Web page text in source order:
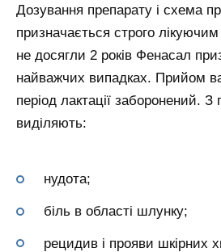
Дозування препарату і схема
призначається строго лікуючим
не досягли 2 років Фенасал
найважчих випадках. Прийом
період лактації заборонений. З
виділяють:
нудота;
біль в області шлунку;
рецидив і прояви шкірних